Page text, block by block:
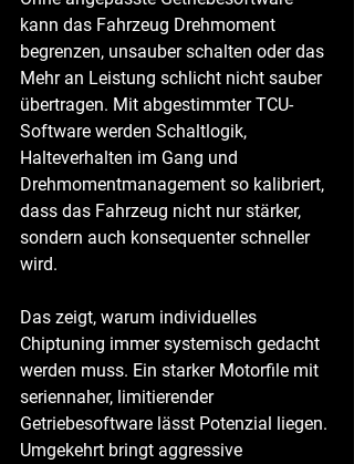
kann das Fahrzeug Drehmoment
begrenzen, unsauber schalten oder das
Mehr an Leistung schlicht nicht sauber
übertragen. Mit abgestimmter TCU-
Software werden Schaltlogik,
Halteverhalten im Gang und
Drehmomentmanagement so kalibriert,
dass das Fahrzeug nicht nur stärker,
sondern auch konsequenter schneller
wird.
Das zeigt, warum individuelles
Chiptuning immer systemisch gedacht
werden muss. Ein starker Motorfile mit
seriennaher, limitierender
Getriebesoftware lässt Potenzial liegen.
Umgekehrt bringt aggressive